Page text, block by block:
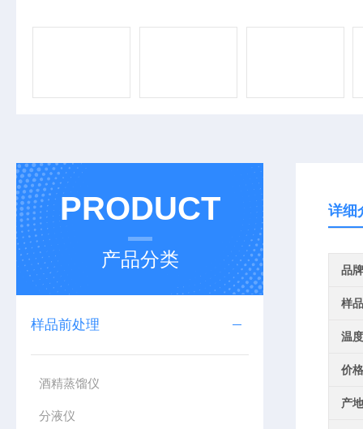
PRODUCT
产品分类
样品前处理
酒精蒸馏仪
分液仪
详细
品牌
样
温
价
产